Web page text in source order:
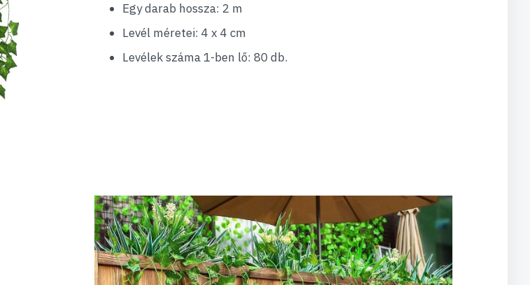
Egy darab hossza: 2 m
Levél méretei: 4 x 4 cm
Levélek száma 1-ben lő: 80 db.